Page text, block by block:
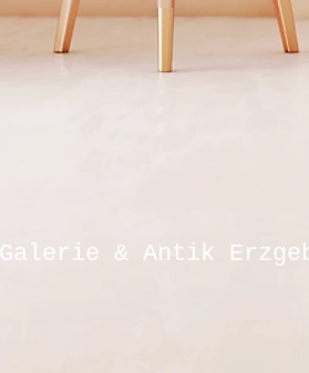
Galerie & Antik